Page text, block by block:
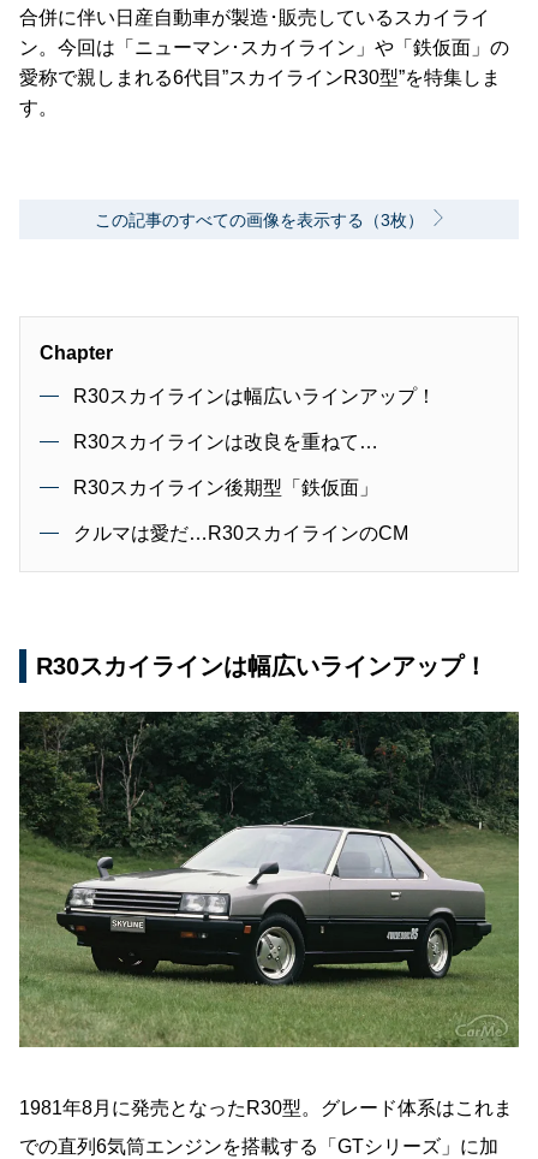
合併に伴い日産自動車が製造･販売しているスカイライ
ン。今回は「ニューマン･スカイライン」や「鉄仮面」の
愛称で親しまれる6代目”スカイラインR30型”を特集しま
す。
この記事のすべての画像を表示する（3枚）
Chapter
R30スカイラインは幅広いラインアップ！
R30スカイラインは改良を重ねて…
R30スカイライン後期型「鉄仮面」
クルマは愛だ…R30スカイラインのCM
R30スカイラインは幅広いラインアップ！
1981年8月に発売となったR30型。グレード体系はこれま
での直列6気筒エンジンを搭載する「GTシリーズ」に加